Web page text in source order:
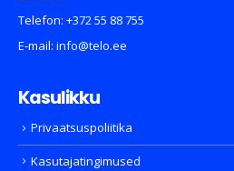
Telefon: +372 55 88 755
E-mail: info@telo.ee
Kasulikku
Privaatsuspoliitika
Kasutajatingimused